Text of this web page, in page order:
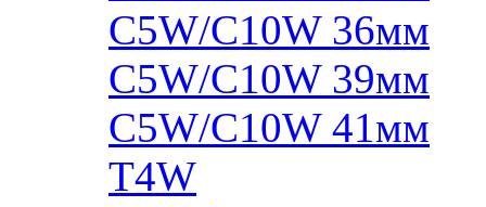
C5W/C10W 36мм
C5W/C10W 39мм
C5W/C10W 41мм
T4W